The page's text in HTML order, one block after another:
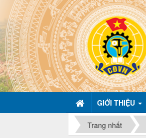
GIỚI THIỆU
Trang nhất